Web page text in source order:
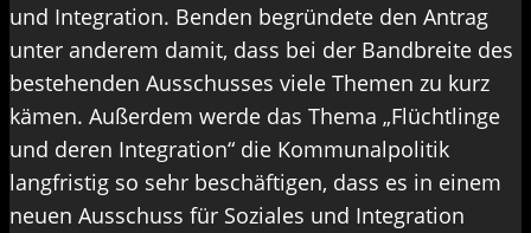
und Integration. Benden begründete den Antrag
unter anderem damit, dass bei der Bandbreite des
bestehenden Ausschusses viele Themen zu kurz
kämen. Außerdem werde das Thema „Flüchtlinge
und deren Integration“ die Kommunalpolitik
langfristig so sehr beschäftigen, dass es in einem
neuen Ausschuss für Soziales und Integration